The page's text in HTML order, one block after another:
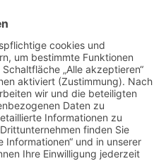
des
der Steuererklärung
steuermindernd geltend